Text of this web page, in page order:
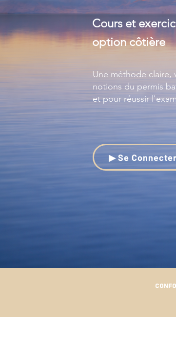
Cours et
option côtière
Une méthode claire,
notions du permis
et pour réussir
▶ Se Connecter